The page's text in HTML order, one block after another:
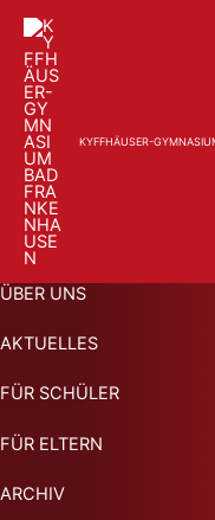
Zum
Inhalt
springen
KYFFHÄUSER-
2020
KYFFHÄUSER-
ÜBER UNS
AKTUELLES
FÜR SCHÜLER
FÜR ELTERN
ARCHIV